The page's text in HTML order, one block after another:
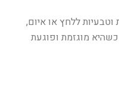
וטבעיות ללחץ או איום,
מוגזמת ופוגעת